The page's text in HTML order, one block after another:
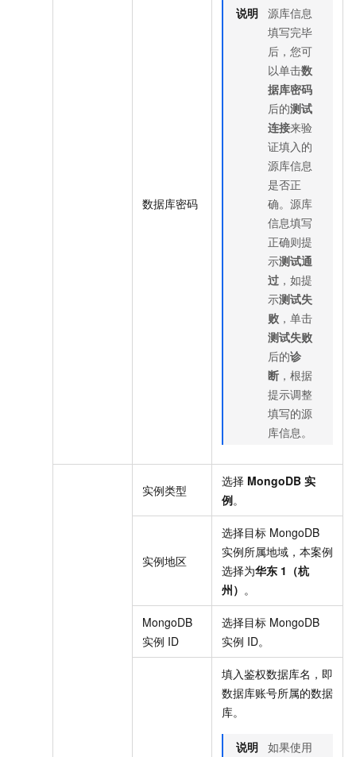
数据库密码
说明 源库信息
填写完毕
后，您可
以单击数
据库密码
后的测试
连接来验
证填入的
源库信息
是否正
确。源库
信息填写
正确则提
示测试通
过 ，如提
示测试失
败 ，单击
测试失败
后的诊
断 ，根据
提示调整
填写的源
库信息。
实例类型
选择 MongoDB 实
例。
实例地区
选择目标 MongoDB
实例所属地域，本案例
选择为华东 1（杭
州） 。
MongoDB
实例 ID
选择目标 MongoDB
实例 ID。
填入鉴权数据库名，即
数据库账号所属的数据
库。
说明 如果使用